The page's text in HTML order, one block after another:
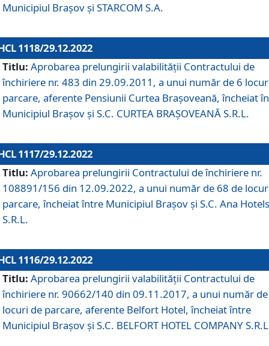
Municipiul Braşov şi STARCOM S.A.
1118/29.12.2022
Titlu: Aprobarea prelungirii valabilității Contractului de
închiriere nr. 483 din 29.09.2011, a unui număr de 6
parcare, aferente Pensiunii Curtea Brașoveană, încheiat
Municipiul Braşov şi S.C. CURTEA BRAȘOVEANĂ S.R.L.
1117/29.12.2022
Titlu: Aprobarea prelungirii Contractului de închiriere nr.
108891/156 din 12.09.2022, a unui număr de 68 de
parcare, încheiat între Municipiul Braşov şi S.C. Ana Hotels
S.R.L.
1116/29.12.2022
Titlu: Aprobarea prelungirii valabilității Contractului de
închiriere nr. 90662/140 din 09.11.2017, a unui număr
locuri de parcare, aferente Belfort Hotel, încheiat între
Municipiul Braşov şi S.C. BELFORT HOTEL COMPANY